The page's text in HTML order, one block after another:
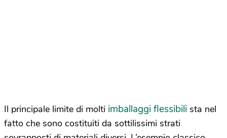
Il principale limite di molti imballaggi flessibili sta nel
fatto che sono costituiti da sottilissimi strati